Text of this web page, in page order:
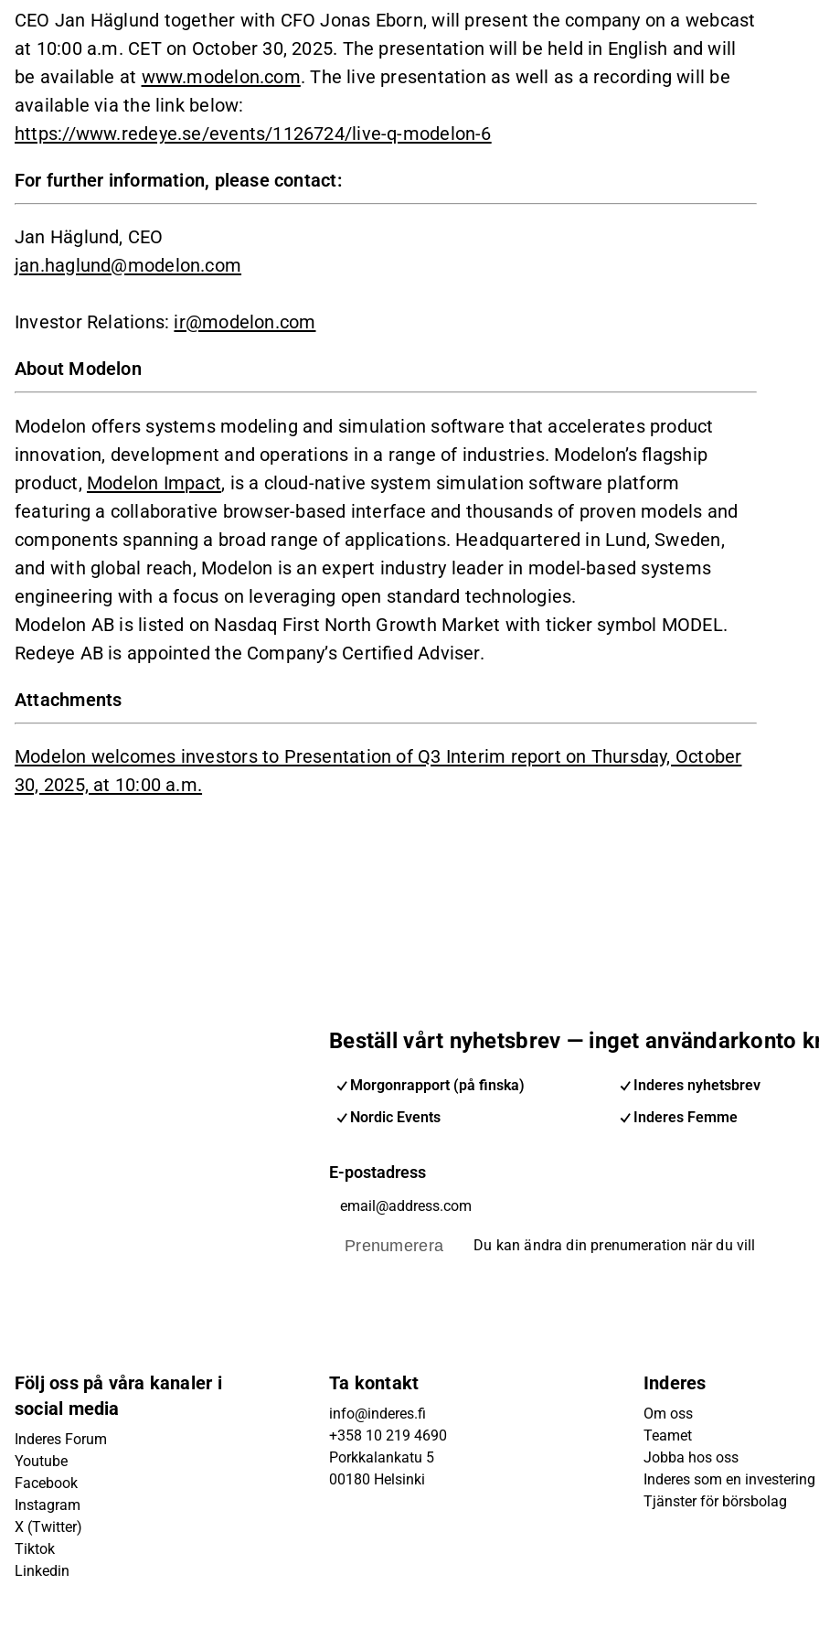
CEO Jan Häglund together with CFO Jonas Eborn, will present the company on a webcast
at 10:00 a.m. CET on October 30, 2025. The presentation will be held in English and will
be available at www.modelon.com. The live presentation as well as a recording will be
available via the link below:
https://www.redeye.se/events/1126724/live-q-modelon-6
For further information, please contact:
Jan Häglund, CEO
jan.haglund@modelon.com
Investor Relations: ir@modelon.com
About Modelon
Modelon offers systems modeling and simulation software that accelerates product
innovation, development and operations in a range of industries. Modelon’s flagship
product, Modelon Impact, is a cloud-native system simulation software platform
featuring a collaborative browser-based interface and thousands of proven models and
components spanning a broad range of applications. Headquartered in Lund, Sweden,
and with global reach, Modelon is an expert industry leader in model-based systems
engineering with a focus on leveraging open standard technologies.
Modelon AB is listed on Nasdaq First North Growth Market with ticker symbol MODEL.
Redeye AB is appointed the Company’s Certified Adviser.
Attachments
Modelon welcomes investors to Presentation of Q3 Interim report on Thursday, October
30, 2025, at 10:00 a.m.
Beställ vårt nyhetsbrev — inget användarkonto
Morgonrapport (på finska)
Inderes nyhetsbrev
Nordic Events
Inderes Femme
E-postadress
Prenumerera Du kan ändra din prenumeration när du vill
Följ oss på våra kanaler i
social media
Inderes Forum
Youtube
Facebook
Instagram
X (Twitter)
Tiktok
Linkedin
Ta kontakt
info@inderes.fi
+358 10 219 4690
Porkkalankatu 5
00180 Helsinki
Inderes
Om oss
Teamet
Jobba hos oss
Inderes som en investering
Tjänster för börsbolag